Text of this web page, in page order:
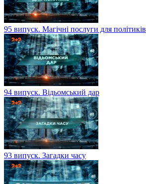
95 випуск. Магічні послуги для політиків
94 випуск. Відьомський дар
93 випуск. Загадки часу